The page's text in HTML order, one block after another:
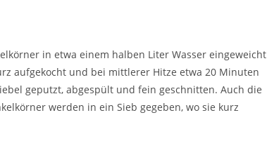
in etwa einem halben Liter Wasser eingeweicht
aufgekocht und bei mittlerer Hitze etwa 20 Minuten
geputzt, abgespült und fein geschnitten. Auch die
werden in ein Sieb gegeben, wo sie kurz